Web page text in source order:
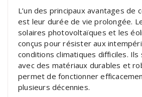
L’un des principaux avantages de
est leur durée de vie prolongée.
solaires photovoltaïques et les
conçus pour résister aux
conditions climatiques difficiles.
avec des matériaux durables et
permet de fonctionner
plusieurs décennies.